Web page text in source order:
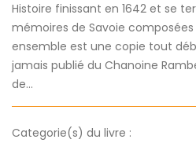
Histoire finissant en 1642 et se
mémoires de Savoie composées
ensemble est une copie tout
jamais publié du Chanoine
de...
Categorie(s) du livre :